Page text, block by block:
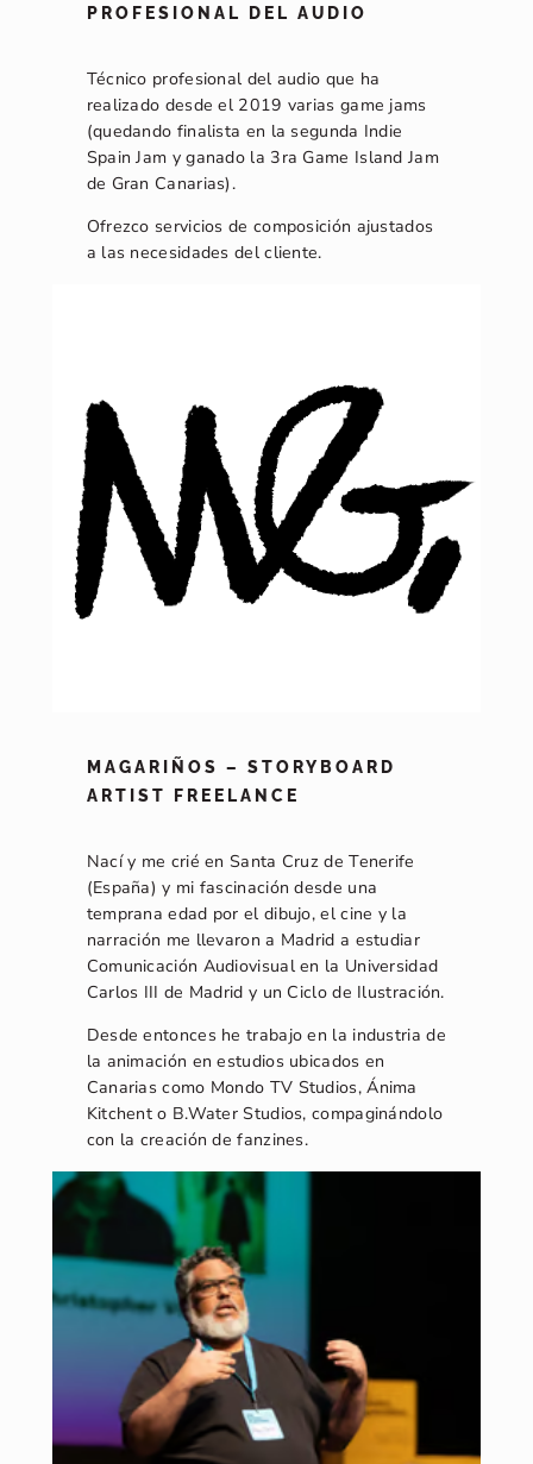
PROFESIONAL DEL AUDIO
Técnico profesional del audio que ha
realizado desde el 2019 varias game jams
(quedando finalista en la segunda Indie
Spain Jam y ganado la 3ra Game Island Jam
de Gran Canarias).
Ofrezco servicios de composición ajustados
a las necesidades del cliente.
MAGARIÑOS – STORYBOARD
ARTIST FREELANCE
Nací y me crié en Santa Cruz de Tenerife
(España) y mi fascinación desde una
temprana edad por el dibujo, el cine y la
narración me llevaron a Madrid a estudiar
Comunicación Audiovisual en la Universidad
Carlos III de Madrid y un Ciclo de Ilustración.
Desde entonces he trabajo en la industria de
la animación en estudios ubicados en
Canarias como Mondo TV Studios, Ánima
Kitchent o B.Water Studios, compaginándolo
con la creación de fanzines.